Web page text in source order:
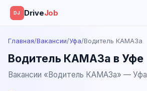
DJ DriveJob
Главная/Вакансии/Уфа/Водитель КАМАЗа
Водитель КАМАЗа в Уфе
Вакансии «Водитель КАМАЗа» — Уфа